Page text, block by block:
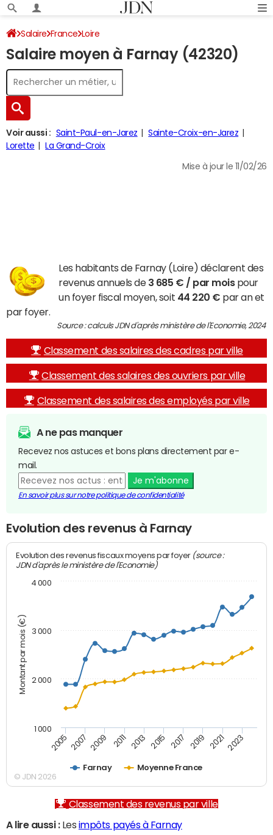
Salaire France Loire
Salaire moyen à Farnay (42320)
Voir aussi : Saint-Paul-en-Jarez
Sainte-Croix-en-Jarez
Lorette
La Grand-Croix
Mise à jour le 11/02/26
Les habitants de Farnay (Loire) déclarent des
revenus annuels de 3 685 € / par moispour
un foyer fiscal moyen, soit 44 220 € par an et
par foyer.
Source : calculs JDN d'après ministère de l'Economie, 2024
Classement des salaires des cadres par ville
Classement des salaires des ouvriers par ville
Classement des salaires des employés par ville
A ne pas manquer
Recevez nos astuces et bons plans directement par e-
mail.
Je m'abonne
En savoir plus sur notre politique de confidentialité
Evolution des revenus à Farnay
Montant par mois (€)
Evolution des revenus fiscaux moyens par foyer (source :
JDN d'après le ministère de l'Economie)
Farnay Moyenne France
2005 2007 2009 2011 2013 2015 2017 2019 2021 2023
1 000
2 000
3 000
4 000
© JDN 2026
Classement des revenus par ville
A lire aussi :Les impôts payés à Farnay